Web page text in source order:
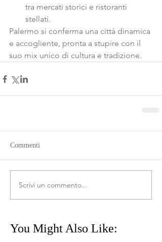
You Might Also Like:
tra mercati storici e ristoranti
stellati.
Palermo si conferma una città dinamica
e accogliente, pronta a stupire con il
suo mix unico di cultura e tradizione.
Commenti
Scrivi un commento...